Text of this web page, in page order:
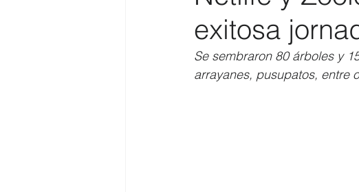
exitosa
Se sembraron 80 árboles y
arrayanes, pusupatos, entre